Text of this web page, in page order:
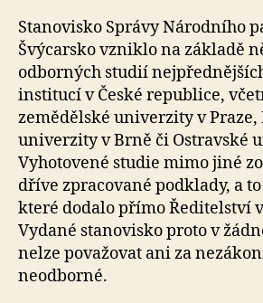
Stanovisko Správy Národního
Švýcarsko vzniklo na základě
odborných studií
institucí v České republice,
zemědělské univerzity v
univerzity v Brně či Ostravské
Vyhotovené studie mimo jiné
dříve zpracované podklady, a
které dodalo přímo Ředitelství
Vydané stanovisko proto v
nelze považovat ani za
neodborné.